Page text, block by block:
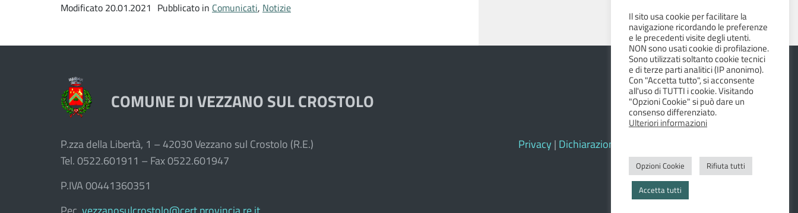
Modificato 20.01.2021 Pubblicato in Comunicati, Notizie
COMUNE DI VEZZANO SUL CROSTOLO
P.zza della Libertà, 1 – 42030 Vezzano sul Crostolo (R.E.)
Tel. 0522.601911 – Fax 0522.601947
P.IVA 00441360351
Privacy | Dichiarazione di accessibilità e feedback
Il sito usa cookie per facilitare la
navigazione ricordando le preferenze
e le precedenti visite degli utenti.
NON sono usati cookie di profilazione.
Sono utilizzati soltanto cookie tecnici
e di terze parti analitici (IP anonimo).
Con "Accetta tutto", si acconsente
all'uso di TUTTI i cookie. Visitando
"Opzioni Cookie" si può dare un
consenso differenziato.
Ulteriori informazioni
Opzioni Cookie Rifiuta tutti
Accetta tutti